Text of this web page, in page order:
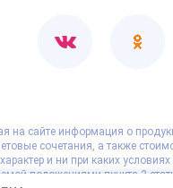
на сайте информация о
сочетания, а также
и ни при каких
положениями пункта 2